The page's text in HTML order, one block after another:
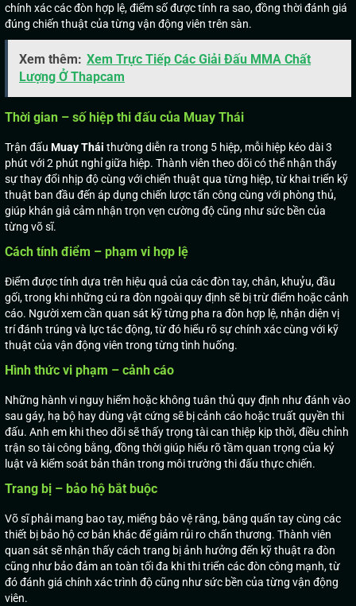
chính xác các đòn hợp lệ, điểm số được tính ra sao, đồng thời đánh giá
đúng chiến thuật của từng vận động viên trên sàn.
Xem thêm: Xem Trực Tiếp Các Giải Đấu MMA Chất
Lượng Ở Thapcam
Thời gian – số hiệp thi đấu của Muay Thái
Trận đấu MuayThái thường diễn ra trong 5 hiệp, mỗi hiệp kéo dài 3
phút với 2 phút nghỉ giữa hiệp. Thành viên theo dõi có thể nhận thấy
sự thay đổi nhịp độ cùng với chiến thuật qua từng hiệp, từ khai triển kỹ
thuật ban đầu đến áp dụng chiến lược tấn công cùng với phòng thủ,
giúp khán giả cảm nhận trọn vẹn cường độ cũng như sức bền của
từng võ sĩ.
Cách tính điểm – phạm vi hợp lệ
Điểm được tính dựa trên hiệu quả của các đòn tay, chân, khuỷu, đầu
gối, trong khi những cú ra đòn ngoài quy định sẽ bị trừ điểm hoặc cảnh
cáo. Người xem cần quan sát kỹ từng pha ra đòn hợp lệ, nhận diện vị
trí đánh trúng và lực tác động, từ đó hiểu rõ sự chính xác cùng với kỹ
thuật của vận động viên trong từng tình huống.
Hình thức vi phạm – cảnh cáo
Những hành vi nguy hiểm hoặc không tuân thủ quy định như đánh vào
sau gáy, hạ bộ hay dùng vật cứng sẽ bị cảnh cáo hoặc truất quyền thi
đấu. Anh em khi theo dõi sẽ thấy trọng tài can thiệp kịp thời, điều chỉnh
trận so tài công bằng, đồng thời giúp hiểu rõ tầm quan trọng của kỷ
luật và kiểm soát bản thân trong môi trường thi đấu thực chiến.
Trang bị – bảo hộ bắt buộc
Võ sĩ phải mang bao tay, miếng bảo vệ răng, băng quấn tay cùng các
thiết bị bảo hộ cơ bản khác để giảm rủi ro chấn thương. Thành viên
quan sát sẽ nhận thấy cách trang bị ảnh hưởng đến kỹ thuật ra đòn
cũng như bảo đảm an toàn tối đa khi thi triển các đòn công mạnh, từ
đó đánh giá chính xác trình độ cũng như sức bền của từng vận động
viên.